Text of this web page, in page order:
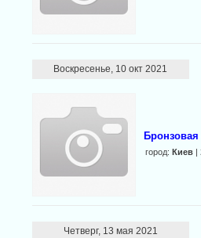
Воскресенье, 10 окт 2021
Бронзовая
город: Киев|
Четверг, 13 мая 2021